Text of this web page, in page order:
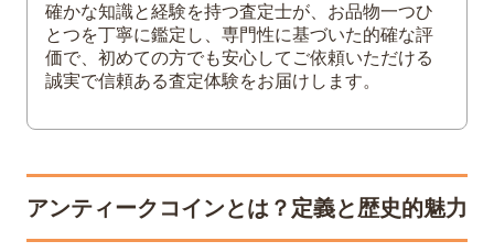
フローイング・ヘア・ダラー銀貨
モルガンダラー銀貨
ルイドール金貨
メイプルリーフ金貨
ウィーン金貨ハーモニー
確かな知識と経験を持つ査定士が、お品物一つひ
とつを丁寧に鑑定し、専門性に基づいた的確な評
価で、初めての方でも安心してご依頼いただける
誠実で信頼ある査定体験をお届けします。
アンティークコインとは？定義と歴史的魅力